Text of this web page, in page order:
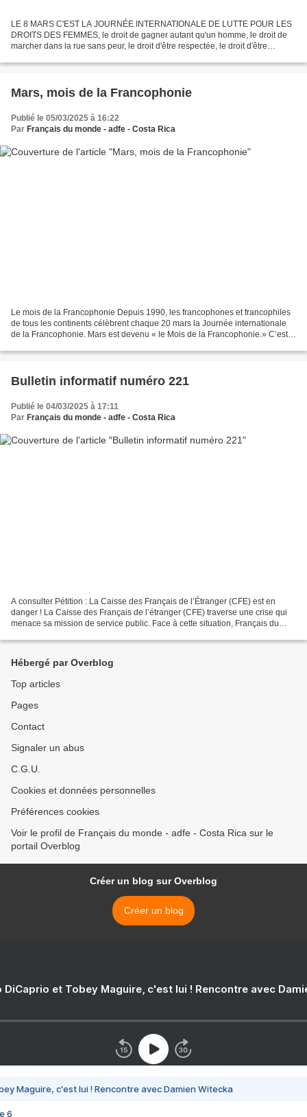
LE 8 MARS C'EST LA JOURNÉE INTERNATIONALE DE LUTTE POUR LES
DROITS DES FEMMES, le droit de gagner autant qu'un homme, le droit de
marcher dans la rue sans peur, le droit d'être respectée, le droit d'être
Mars, mois de la Francophonie
Publié le 05/03/2025 à 16:22
Par Français du monde - adfe - Costa Rica
Le mois de la Francophonie Depuis 1990, les francophones et francophiles
de tous les continents célèbrent chaque 20 mars la Journée internationale
de la Francophonie. Mars est devenu « le Mois de la Francophonie.» C’est
Bulletin informatif numéro 221
Publié le 04/03/2025 à 17:11
Par Français du monde - adfe - Costa Rica
A consulter Pétition : La Caisse des Français de l’Étranger (CFE) est en
danger ! La Caisse des Français de l’étranger (CFE) traverse une crise qui
menace sa mission de service public. Face à cette situation, Français du
Hébergé par Overblog
Top articles
Pages
Contact
Signaler un abus
C.G.U.
Cookies et données personnelles
Préférences cookies
Voir le profil de Français du monde - adfe - Costa Rica sur le
portail Overblog
Créer un blog sur Overblog
Créer un blog
DiCaprio et Tobey Maguire, c'est lui ! Rencontre avec
Maguire, c'est lui ! Rencontre avec Damien Witecka
6